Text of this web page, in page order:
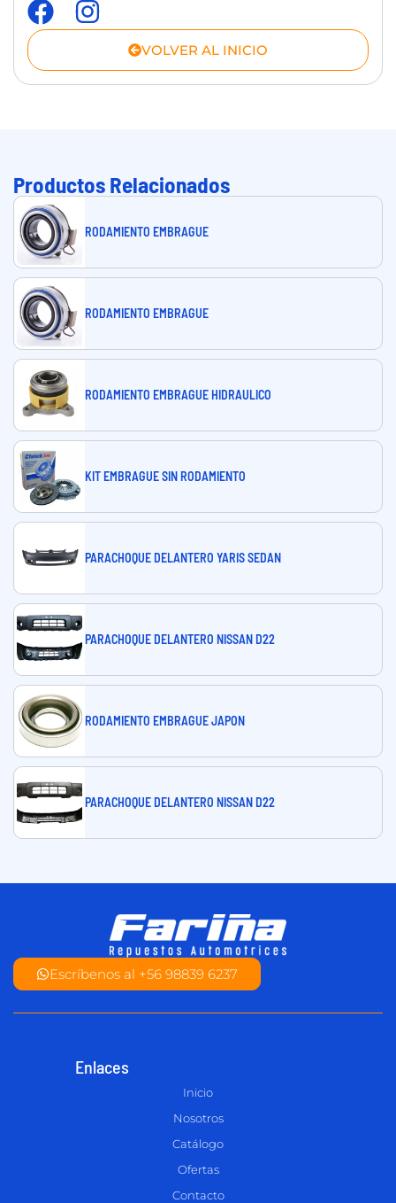
VOLVER AL INICIO
Productos Relacionados
RODAMIENTO EMBRAGUE
RODAMIENTO EMBRAGUE
RODAMIENTO EMBRAGUE HIDRAULICO
KIT EMBRAGUE SIN RODAMIENTO
PARACHOQUE DELANTERO YARIS SEDAN
PARACHOQUE DELANTERO NISSAN D22
RODAMIENTO EMBRAGUE JAPON
PARACHOQUE DELANTERO NISSAN D22
Escríbenos al +56 98839 6237
Enlaces
Inicio
Nosotros
Catálogo
Ofertas
Contacto